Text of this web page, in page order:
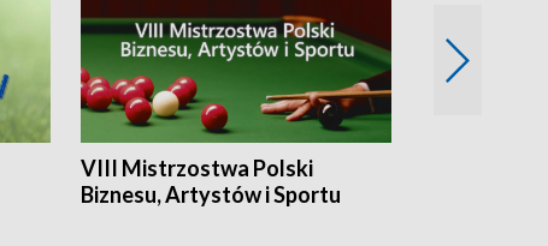
VIII Mistrzostwa Polski
Biznesu, Artystów i Sportu